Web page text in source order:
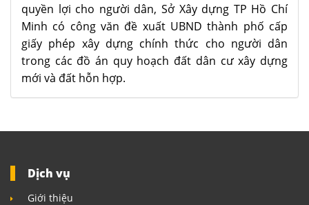
quyền lợi cho người dân, Sở Xây dựng TP Hồ Chí
Minh có công văn đề xuất UBND thành phố cấp
giấy phép xây dựng chính thức cho người dân
trong các đồ án quy hoạch đất dân cư xây dựng
mới và đất hỗn hợp.
Dịch vụ
Giới thiệu